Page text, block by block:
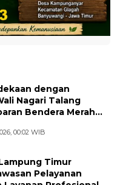
dengan
Nagari Talang
Bendera Merah
00:02 WIB
Timur
Pelayanan